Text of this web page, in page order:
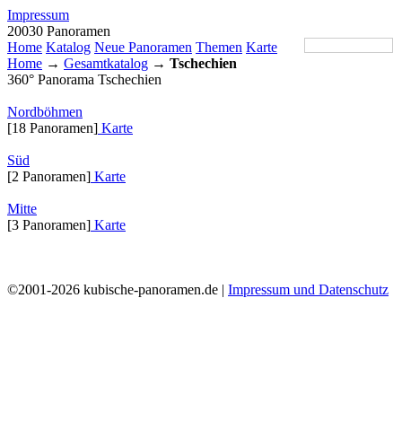
Impressum
20030 Panoramen
Home Katalog Neue Panoramen Themen Karte
Home → Gesamtkatalog → Tschechien
360° Panorama Tschechien
Nordböhmen
[18 Panoramen] Karte
Süd
[2 Panoramen] Karte
Mitte
[3 Panoramen] Karte
©2001-2026 kubische-panoramen.de | Impressum und Datenschutz